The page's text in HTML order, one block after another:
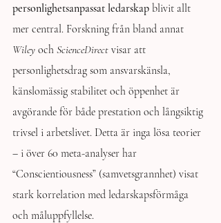
personlighetsanpassat ledarskap blivit allt
mer central. Forskning från bland annat
Wiley och ScienceDirect visar att
personlighetsdrag som ansvarskänsla,
känslomässig stabilitet och öppenhet är
avgörande för både prestation och långsiktig
trivsel i arbetslivet. Detta är inga lösa teorier
– i över 60 meta-analyser har
“Conscientiousness” (samvetsgrannhet) visat
stark korrelation med ledarskapsförmåga
och måluppfyllelse.